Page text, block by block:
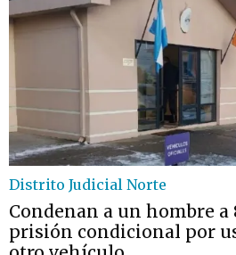
Distrito Judicial Norte
Condenan a un hombre a
prisión condicional por